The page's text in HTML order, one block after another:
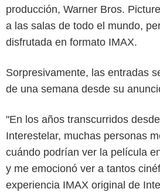
producción, Warner Bros.
a las salas de todo el mundo,
disfrutada en formato IMAX.
Sorpresivamente, las entradas
de una semana desde su
"En los años transcurridos
Interestelar, muchas personas
cuándo podrían ver la película
y me emocionó ver a tantos
experiencia IMAX original de
Warner Bros.